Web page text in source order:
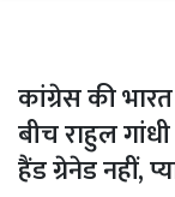
कांग्रेस की
बीच राहुल
हैंड ग्रेनेड नहीं,